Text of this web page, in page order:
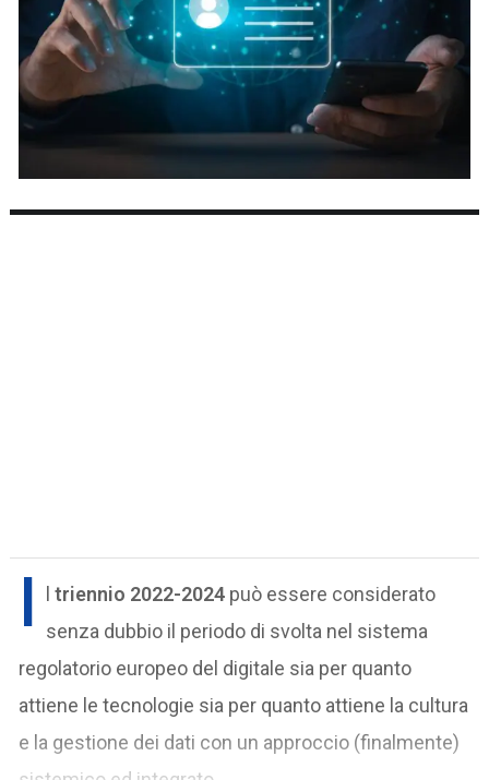
I ltriennio 2022-2024 può essere considerato
senza dubbio il periodo di svolta nel sistema
regolatorio europeo del digitale sia per quanto
attiene le tecnologie sia per quanto attiene la cultura
e la gestione dei dati con un approccio (finalmente)